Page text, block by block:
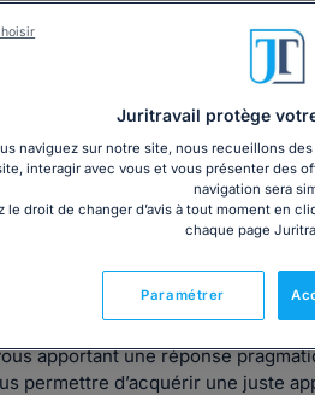
Clermont-Ferrand depuis 2010
apportant une réponse
permettre d’acquérir une juste
Juritravail protège
naviguez sur notre site, nous recueillons
interagir avec vous et vous présenter des
navigation sera
le droit de changer d’avis à tout moment en
chaque page
Paramétrer